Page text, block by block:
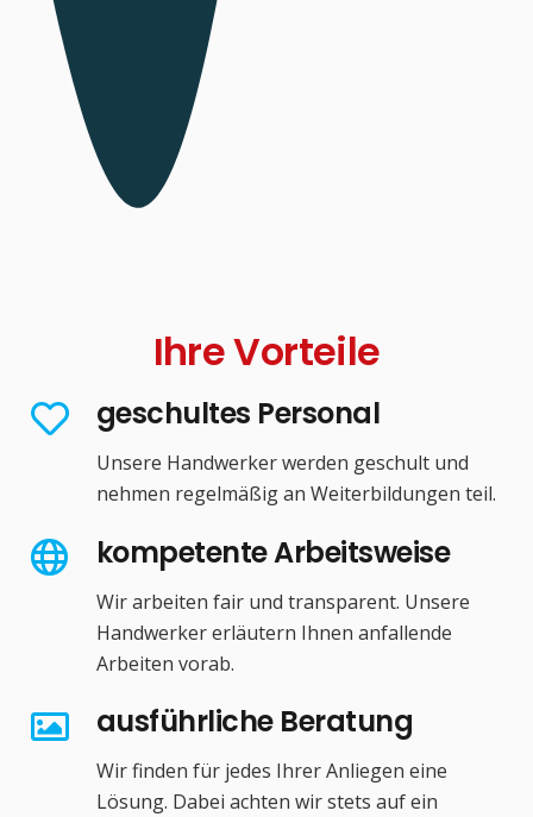
Ihre Vorteile
geschultes Personal
Unsere Handwerker werden geschult und
nehmen regelmäßig an Weiterbildungen teil.
kompetente Arbeitsweise
Wir arbeiten fair und transparent. Unsere
Handwerker erläutern Ihnen anfallende
Arbeiten vorab.
ausführliche Beratung
Wir finden für jedes Ihrer Anliegen eine
Lösung. Dabei achten wir stets auf ein